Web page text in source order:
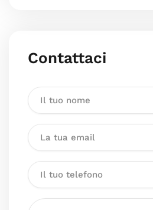
Contattaci